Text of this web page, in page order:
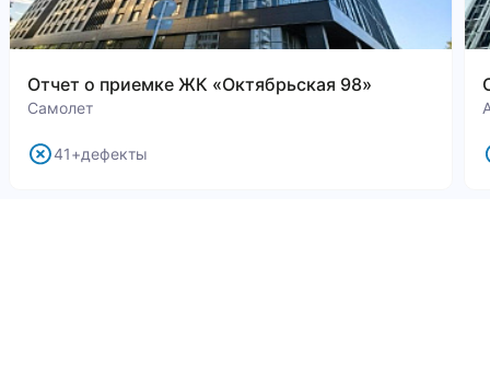
Отчет о приемке ЖК «Октябрьская 98»
Самолет
41+дефекты